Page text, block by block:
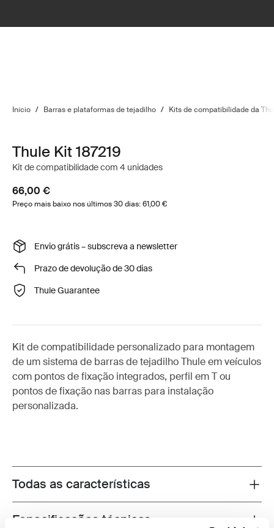
Início / Barras e plataformas de tejadilho / Kits de compatibilidade da
Thule Kit 187219
Kit de compatibilidade com 4 unidades
66,00 €
Preço mais baixo nos últimos 30 dias: 61,00 €
Envio grátis – subscreva a newsletter
Prazo de devolução de 30 dias
Thule Guarantee
Kit de compatibilidade personalizado para montagem
de um sistema de barras de tejadilho Thule em veículos
com pontos de fixação integrados, perfil em T ou
pontos de fixação nas barras para instalação
personalizada.
Toggle features
Todas as características
Toggle techspec
Especificações técnicas